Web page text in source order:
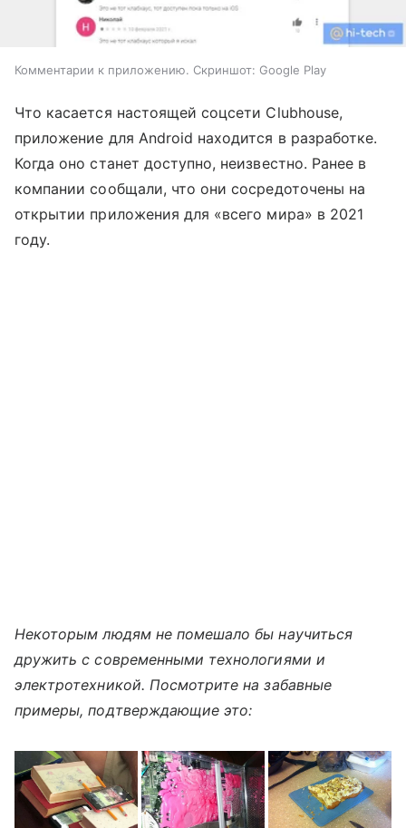
Комментарии к приложению. Скриншот: Google Play
Что касается настоящей соцсети Clubhouse,
приложение для Android находится в разработке.
Когда оно станет доступно, неизвестно. Ранее в
компании сообщали, что они сосредоточены на
открытии приложения для «всего мира» в 2021
году.
Некоторым людям не помешало бы научиться
дружить с современными технологиями и
электротехникой. Посмотрите на забавные
примеры, подтверждающие это: